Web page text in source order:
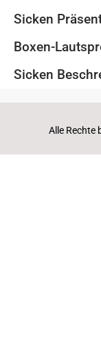
Sicken
Boxen-
Sicken
Alle Rechte